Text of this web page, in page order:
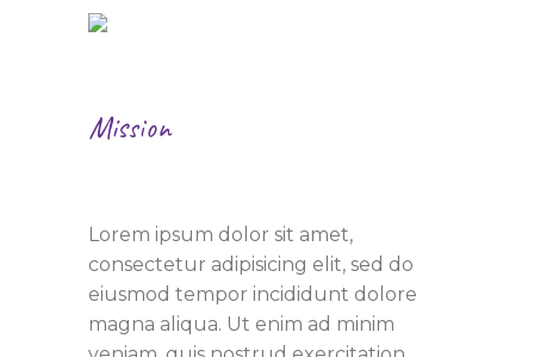
Mission
Lorem ipsum dolor sit amet,
consectetur adipisicing elit, sed do
eiusmod tempor incididunt dolore
magna aliqua. Ut enim ad minim